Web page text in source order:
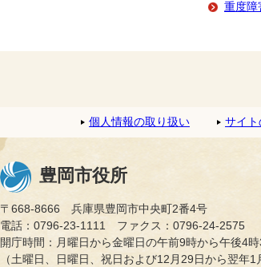
重度障
個人情報の取り扱い サイ
豊岡市役所
〒668-8666 兵庫県豊岡市中央町2番4号
電話：0796-23-1111 ファクス：0796-24-2575
開庁時間：月曜日から金曜日の午前9時から午後4
（土曜日、日曜日、祝日および12月29日から翌年1